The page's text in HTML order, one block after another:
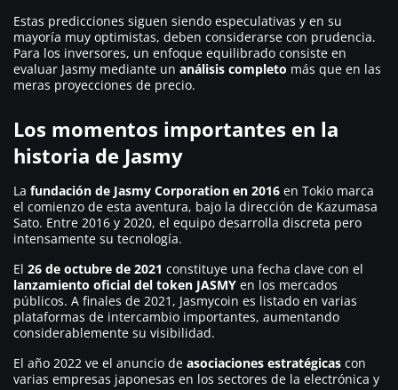
Estas predicciones siguen siendo especulativas y en su
mayoría muy optimistas, deben considerarse con prudencia.
Para los inversores, un enfoque equilibrado consiste en
evaluar Jasmy mediante un análisis completo más que en las
meras proyecciones de precio.
Los momentos importantes en la
historia de Jasmy
La fundación de Jasmy Corporation en 2016 en Tokio marca
el comienzo de esta aventura, bajo la dirección de Kazumasa
Sato. Entre 2016 y 2020, el equipo desarrolla discreta pero
intensamente su tecnología.
El 26 de octubre de 2021 constituye una fecha clave con el
lanzamiento oficial del token JASMY en los mercados
públicos. A finales de 2021, Jasmycoin es listado en varias
plataformas de intercambio importantes, aumentando
considerablemente su visibilidad.
El año 2022 ve el anuncio de asociaciones estratégicas con
varias empresas japonesas en los sectores de la electrónica y